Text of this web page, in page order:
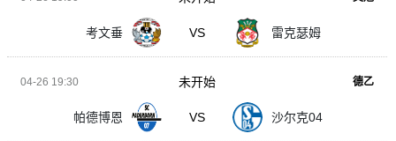
考文垂 VS 雷克瑟姆
04-26 19:30 德乙
帕德博恩 VS 沙尔克04
未开始